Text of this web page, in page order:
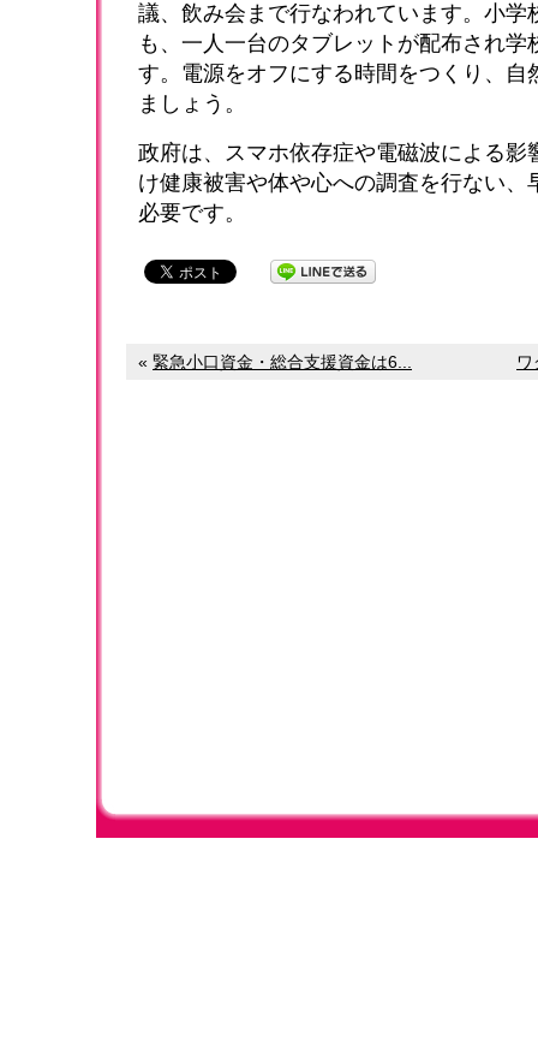
議、飲み会まで行なわれています。小学
も、一人一台のタブレットが配布され
す。電源をオフにする時間をつくり、自
ましょう。
政府は、スマホ依存症や電磁波による影
け健康被害や体や心への調査を行ない、
必要です。
« 緊急小口資金・総合支援資金は6... ワ